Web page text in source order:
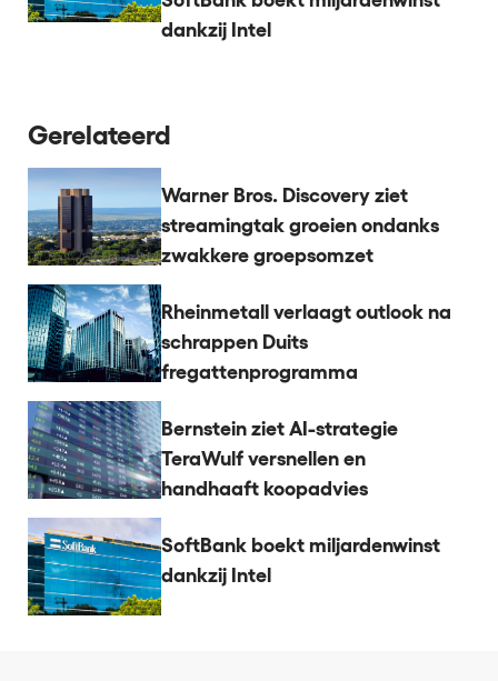
dankzij Intel
Gerelateerd
Warner Bros. Discovery ziet
streamingtak groeien ondanks
zwakkere groepsomzet
Rheinmetall verlaagt outlook na
schrappen Duits
fregattenprogramma
Bernstein ziet AI-strategie
TeraWulf versnellen en
handhaaft koopadvies
SoftBank boekt miljardenwinst
dankzij Intel